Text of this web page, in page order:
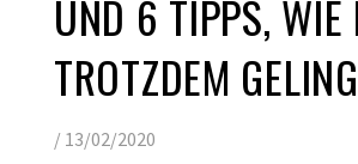
UND 6 TIPPS, WIE
TROTZDEM
/ 13/02/2020